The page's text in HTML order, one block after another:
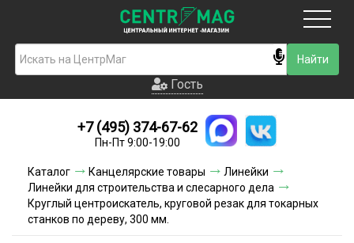
Гость
Новинки
Условия доставки
Условия оплаты
Гость
+7 (495) 374-67-62
Пн-Пт 9:00-19:00
Каталог Канцелярские товары
Линейки
Линейки для строительства и слесарного дела
Круглый центроискатель, круговой резак для токарных
станков по дереву, 300 мм.